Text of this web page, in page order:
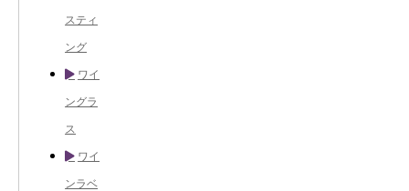
スティ
ング
ワイ
ングラ
ス
ワイ
ンラベ